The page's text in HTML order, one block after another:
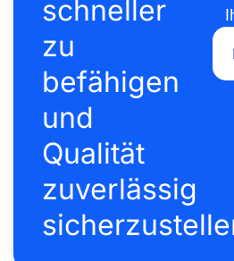
schneller
zu
befähigen
und
Qualität
zuverlässig